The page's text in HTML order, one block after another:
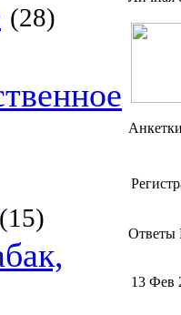
(28)
(15)
Ответы
13 Фев